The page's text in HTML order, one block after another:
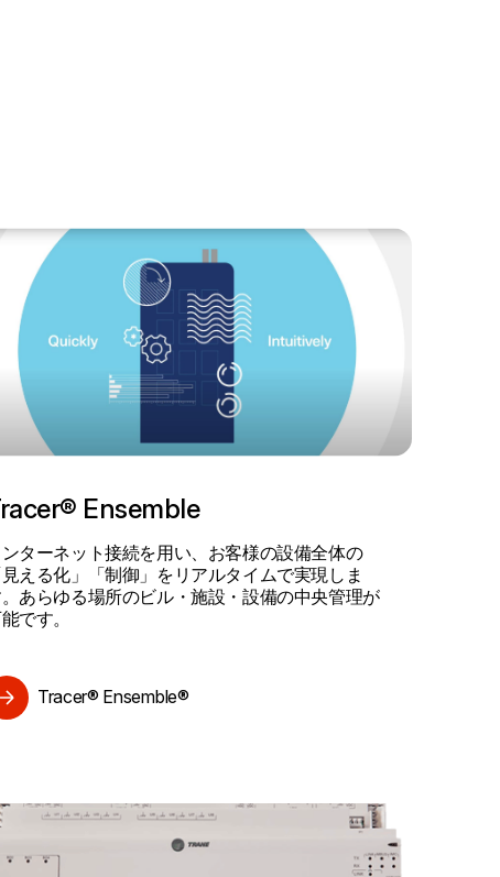
Ensemble
ターネット接続を用い、お客様の設備全体の
見える化」「制御」をリアルタイムで実現しま
あらゆる場所のビル・施設・設備の中央管理が
です。
Tracer® Ensemble®